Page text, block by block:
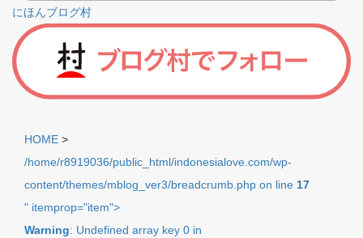
にほんブログ村
HOME >
/home/r8919036/public_html/indonesialove.com/wp-
content/themes/mblog_ver3/breadcrumb.php on line 17
" itemprop="item">
Warning: Undefined array key 0 in